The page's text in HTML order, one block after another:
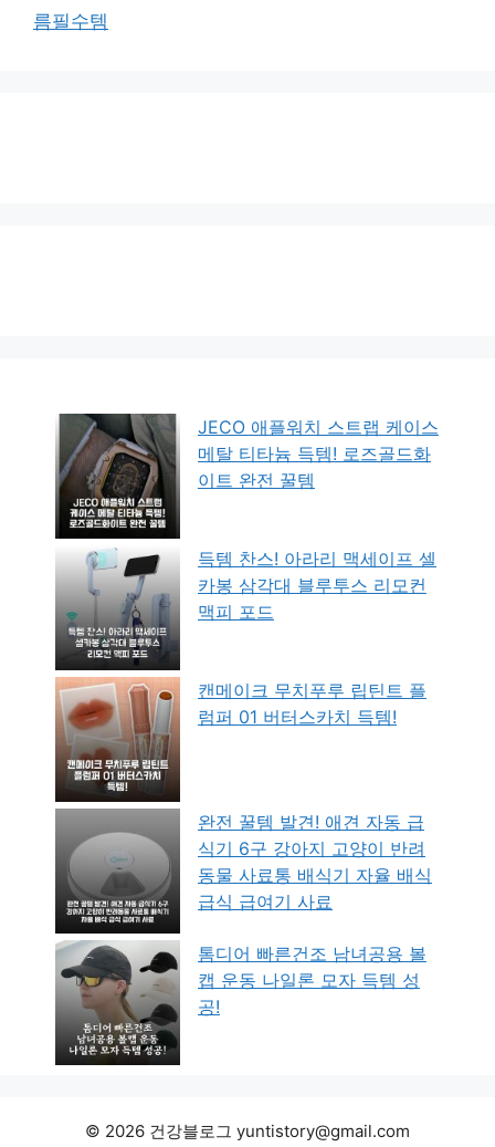
름필수템
JECO 애플워치 스트랩 케이스
메탈 티타늄 득템! 로즈골드화
이트 완전 꿀템
득템 찬스! 아라리 맥세이프 셀
카봉 삼각대 블루투스 리모컨
맥피 포드
캔메이크 무치푸루 립틴트 플
럼퍼 01 버터스카치 득템!
완전 꿀템 발견! 애견 자동 급
식기 6구 강아지 고양이 반려
동물 사료통 배식기 자율 배식
급식 급여기 사료
톰디어 빠른건조 남녀공용 볼
캡 운동 나일론 모자 득템 성
공!
© 2026 건강블로그 yuntistory@gmail.com